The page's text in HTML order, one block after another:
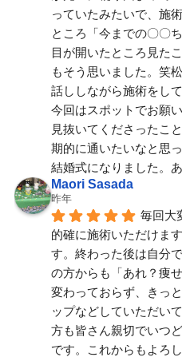
っていたみたいで、施
ところ「今までの〇〇
目が開いたところ見た
もそう思いました。笑
話ししながら施術をし
今回はスポットでお願
見抜いてくださったこ
期的に通いたいなと思
結婚式になりました。
Maori Sasada
昨年
毎回大
的確に施術いただけま
す。終わった後は自分
の方からも「あれ？痩
変わっておらず、きっ
ップなどしていただい
方も皆さん親切でいつ
です。これからもよろ